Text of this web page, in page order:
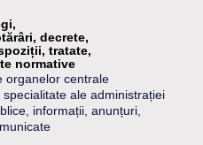
decrete,
tratate,
normative
organelor centrale
specialitate ale administrației
informații, anunțuri,